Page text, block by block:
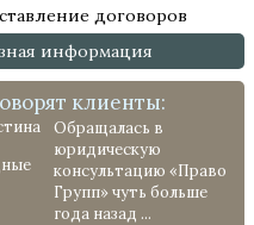
договоров
информация
клиенты:
Обращалась в
юридическую
консультацию «Право
Групп» чуть больше
года назад ...